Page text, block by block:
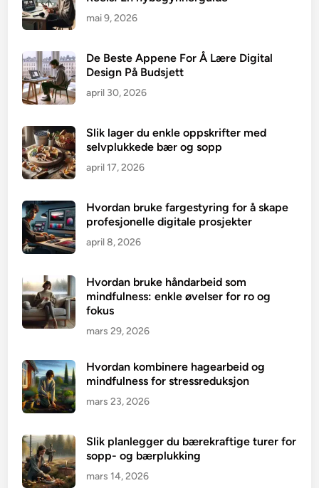
mai 9, 2026
De Beste Appene For Å Lære Digital
Design På Budsjett
april 30, 2026
Slik lager du enkle oppskrifter med
selvplukkede bær og sopp
april 17, 2026
Hvordan bruke fargestyring for å skape
profesjonelle digitale prosjekter
april 8, 2026
Hvordan bruke håndarbeid som
mindfulness: enkle øvelser for ro og
fokus
mars 29, 2026
Hvordan kombinere hagearbeid og
mindfulness for stressreduksjon
mars 23, 2026
Slik planlegger du bærekraftige turer for
sopp- og bærplukking
mars 14, 2026